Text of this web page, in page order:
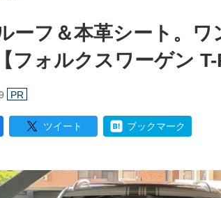
ーフ＆本革シート。ワ
フォルクスワーゲン T-
PR
ツイート ブックマーク